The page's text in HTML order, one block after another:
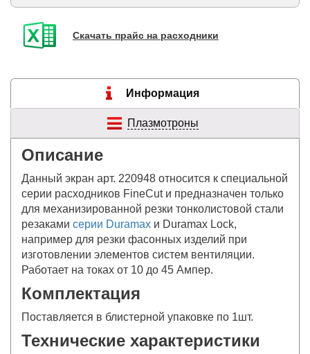
Скачать прайс на расходники
Информация
Плазмотроны
Описание
Данный экран арт. 220948 относится к специальной
серии расходников FineCut и предназначен только
для механизированной резки тонколистовой стали
резаками серии Duramax и Duramax Lock,
например для резки фасонных изделий при
изготовлении элементов систем вентиляции.
Работает на токах от 10 до 45 Ампер.
Комплектация
Поставляется в блистерной упаковке по 1шт.
Технические характеристики